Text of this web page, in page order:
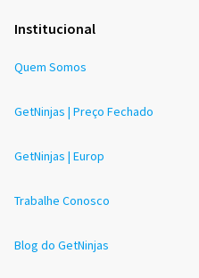
Institucional
Quem Somos
GetNinjas | Preço Fechado
GetNinjas | Europ
Trabalhe Conosco
Blog do GetNinjas